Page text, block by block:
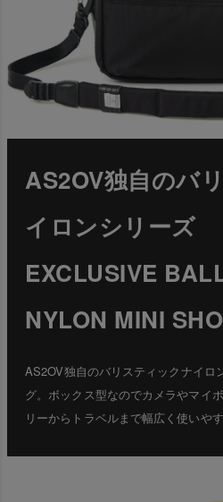
AS2OV独自のバ
イロンシリーズ
EXCLUSIVE
NYLON MINI
AS2OV独自のバリスティックナイロ
グ。ボックス型なのでカメラやマイ
リーからトラベルまで幅広く使いや